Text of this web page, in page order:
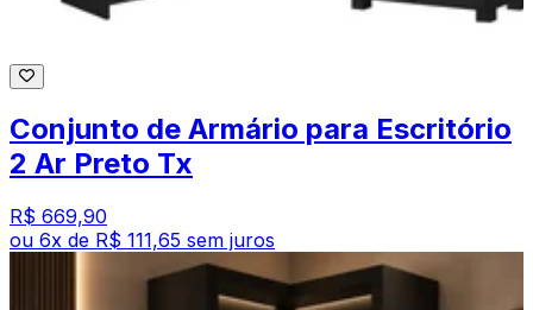
Conjunto de Armário para Escritório
2 Ar Preto Tx
R$ 669,90
ou 6x de R$ 111,65 sem juros